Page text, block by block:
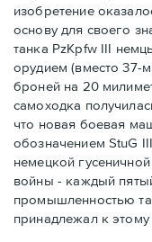
изобретение
основу для своего
танка PzKpfw III
орудием (вместо 37-
броней на 20
самоходка
что новая боевая
обозначением StuG
немецкой
войны - каждый
промышленностью
принадлежал к этому